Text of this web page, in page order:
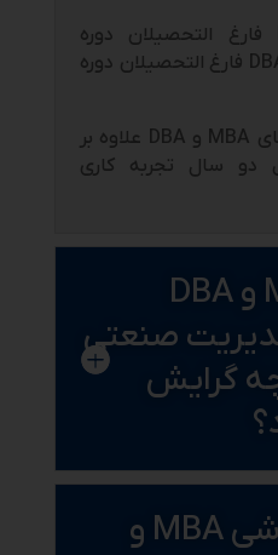
فارغ التحصیلان دوره
فارغ التحصیلان دوره
برای ثبت نام در دوره های MBA و DBA علاوه بر
دو سال تجربه کاری
دوره MBA و DBA
صنعتی
گرایش
دوره آموزشی MBA و